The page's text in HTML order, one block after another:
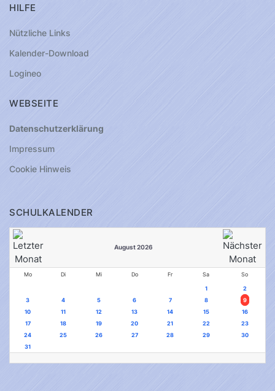
HILFE
Nützliche Links
Kalender-Download
Logineo
WEBSEITE
Datenschutzerklärung
Impressum
Cookie Hinweis
SCHULKALENDER
August 2026
Mo Di Mi Do Fr Sa So
1
2
3
4 5 6 7 8
9
10
11 12 13 14 15
16
17
18 19 20 21 22
23
24
25 26 27 28 29
30
31